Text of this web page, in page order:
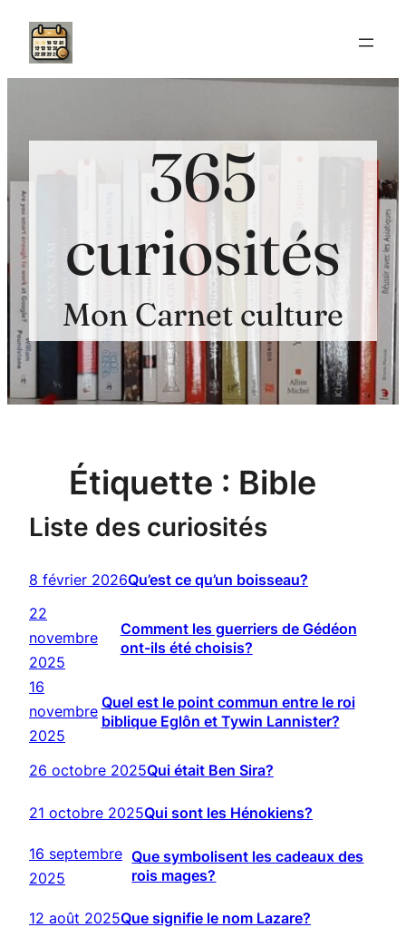
Aller
contenu
365
curiosités
Mon Carnet culture
Étiquette : Bible
Liste des curiosités
8 février 2026Qu’est ce qu’un boisseau?
22
novembre
2025
Comment les guerriers de Gédéon
ont-ils été choisis?
16
novembre
2025
Quel est le point commun entre le roi
biblique Eglôn et Tywin Lannister?
26 octobre 2025Qui était Ben Sira?
21 octobre 2025Qui sont les Hénokiens?
16 septembre
2025
Que symbolisent les cadeaux des
rois mages?
12 août 2025Que signifie le nom Lazare?